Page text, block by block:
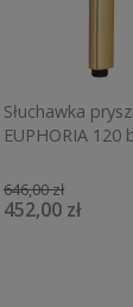
Słuchawka
EUPHORIA 120
646,00 zł
452,00 zł